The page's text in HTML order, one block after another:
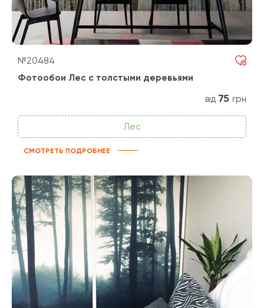
№20484
Фотообои Лес с толстыми деревьями
від 75 грн
Лес
СМОТРЕТЬ ПОДРОБНЕЕ